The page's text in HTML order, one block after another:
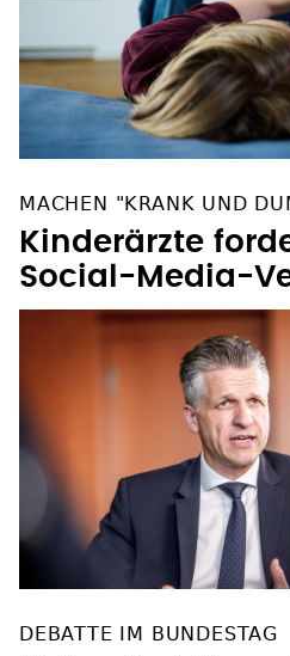
MACHEN "KRANK UND
Kinderärzte
Social-Media-
DEBATTE IM BUNDESTAG